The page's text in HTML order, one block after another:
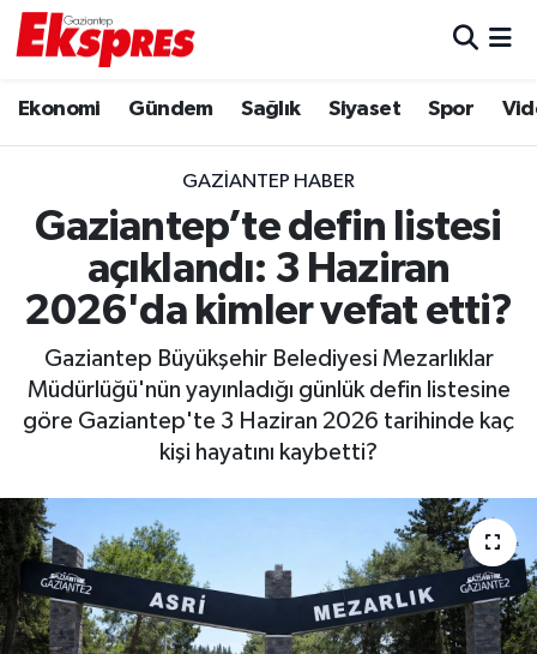
Ekonomi Gündem Sağlık Siyaset Spor
GAZIANTEP HABER
Gaziantep’te defin listesi
açıklandı: 3 Haziran
2026'da kimler vefat etti?
Gaziantep Büyükşehir Belediyesi Mezarlıklar
Müdürlüğü'nün yayınladığı günlük defin listesine
göre Gaziantep'te 3 Haziran 2026 tarihinde kaç
kişi hayatını kaybetti?
Ekonomi
Gaziantep son dakika
Genel
Haberler
Kültür Sanat
Müzik
Piyasa
Trafik Durumu
Puan Durumu ve Fikstür
Tüm Manşetler
Haber Arşivi